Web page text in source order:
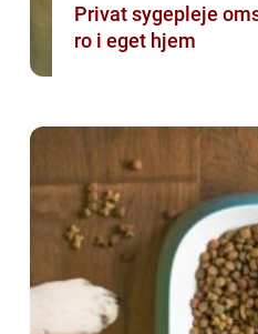
Privat sygepleje omsorg, faglighed og
ro i eget hjem